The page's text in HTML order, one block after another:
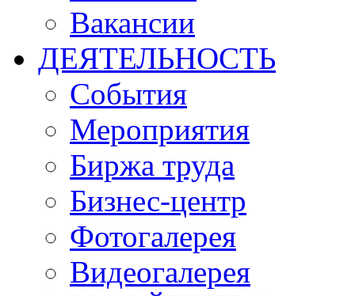
Вакансии
ДЕЯТЕЛЬНОСТЬ
События
Мероприятия
Биржа труда
Бизнес-центр
Фотогалерея
Видеогалерея